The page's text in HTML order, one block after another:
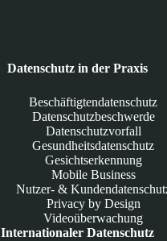
Datenschutz in der Praxis
Beschäftigtendatenschutz
Datenschutzbeschwerde
Datenschutzvorfall
Gesundheitsdatenschutz
Gesichtserkennung
Mobile Business
Nutzer- &
Privacy by Design
Videoüberwachung
Internationaler Datenschutz